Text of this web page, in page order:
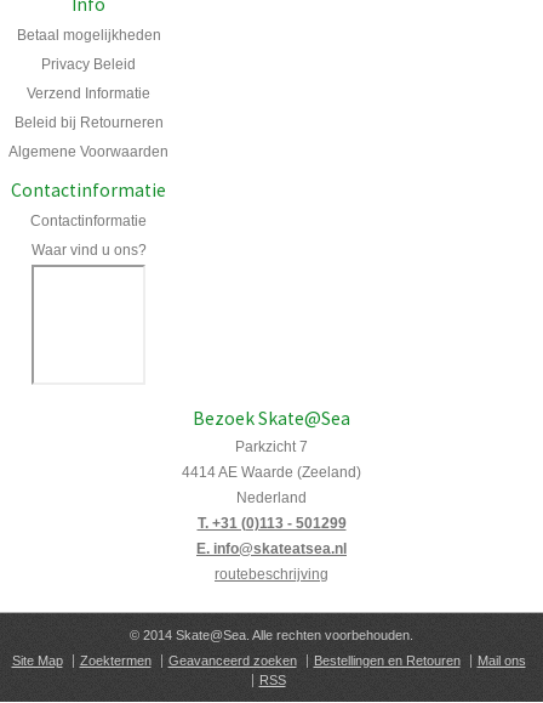
Betaal mogelijkheden
Privacy Beleid
Verzend Informatie
Beleid bij Retourneren
Algemene Voorwaarden
Contactinformatie
Contactinformatie
Waar vind u ons?
Bezoek Skate@Sea
Parkzicht 7
4414 AE Waarde (Zeeland)
Nederland
T. +31 (0)113 - 501299
E. info@skateatsea.nl
routebeschrijving
© 2014 Skate@Sea. Alle rechten voorbehouden.
Site Map
Zoektermen Geavanceerd zoeken Bestellingen en Retouren
Mail ons
RSS